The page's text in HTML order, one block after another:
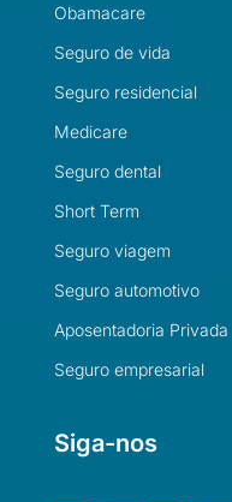
Obamacare
Seguro de vida
Seguro residencial
Medicare
Seguro dental
Short Term
Seguro viagem
Seguro automotivo
Aposentadoria Privada
Seguro empresarial
Siga-nos